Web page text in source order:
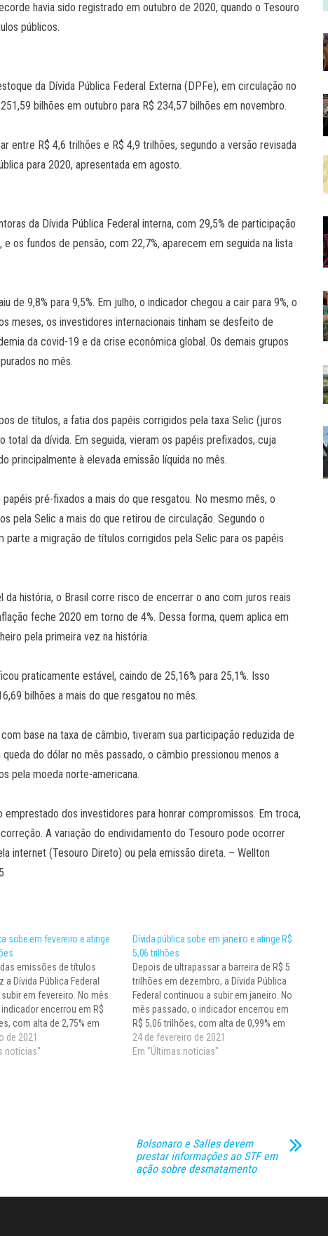
havia sido registrado em outubro de 2020, quando o Tesouro
públicos.
da Dívida Pública Federal Externa (DPFe), em circulação no
bilhões em outubro para R$ 234,57 bilhões em novembro.
entre R$ 4,6 trilhões e R$ 4,9 trilhões, segundo a versão revisada
para 2020, apresentada em agosto.
da Dívida Pública Federal interna, com 29,5% de participação
os fundos de pensão, com 22,7%, aparecem em seguida na lista
de 9,8% para 9,5%. Em julho, o indicador chegou a cair para 9%, o
meses, os investidores internacionais tinham se desfeito de
da covid-19 e da crise econômica global. Os demais grupos
no mês.
de títulos, a fatia dos papéis corrigidos pela taxa Selic (juros
total da dívida. Em seguida, vieram os papéis prefixados, cuja
principalmente à elevada emissão líquida no mês.
pré-fixados a mais do que resgatou. No mesmo mês, o
pela Selic a mais do que retirou de circulação. Segundo o
parte a migração de títulos corrigidos pela Selic para os papéis
da história, o Brasil corre risco de encerrar o ano com juros reais
feche 2020 em torno de 4%. Dessa forma, quem aplica em
pela primeira vez na história.
praticamente estável, caindo de 25,16% para 25,1%. Isso
bilhões a mais do que resgatou no mês.
base na taxa de câmbio, tiveram sua participação reduzida de
do dólar no mês passado, o câmbio pressionou menos a
pela moeda norte-americana.
dos investidores para honrar compromissos. Em troca,
A variação do endividamento do Tesouro pode ocorrer
internet (Tesouro Direto) ou pela emissão direta. – Wellton
sobe em fevereiro e atinge
emissões de títulos
Dívida Pública Federal
em fevereiro. No mês
encerrou em R$
com alta de 2,75% em
A informação foi
(24) pelo Tesouro
de 2021
notícias"
Dívida pública sobe em janeiro e atinge R$
5,06 trilhões
Depois de ultrapassar a barreira de R$ 5
trilhões em dezembro, a Dívida Pública
Federal continuou a subir em janeiro. No
mês passado, o indicador encerrou em
R$ 5,06 trilhões, com alta de 0,99% em
relação a dezembro. A informação foi
divulgada hoje (24) pelo Tesouro
24 de fevereiro de 2021
Em "Últimas notícias"
Bolsonaro e Salles devem
prestar informações ao STF em
ação sobre desmatamento